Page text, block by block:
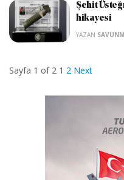
Şehit
hikayesi
YAZAN
Sayfa 1 of 2 1 2 Next